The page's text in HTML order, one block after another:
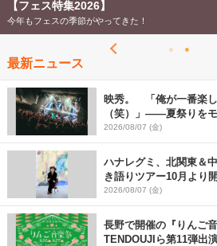
【フェス特集2026】
今年もフェスの季節がやってきた！
最新ニュース
映秀。 「俺が一番楽
（笑）」――夏祭りを
ペシャルライブ『色祭』
2026/08/07 (金)
ハナレグミ、北関東＆
き語りツアー10月より
2026/08/07 (金)
長野で開催の『りんご
TENDOUJIら第11弾出